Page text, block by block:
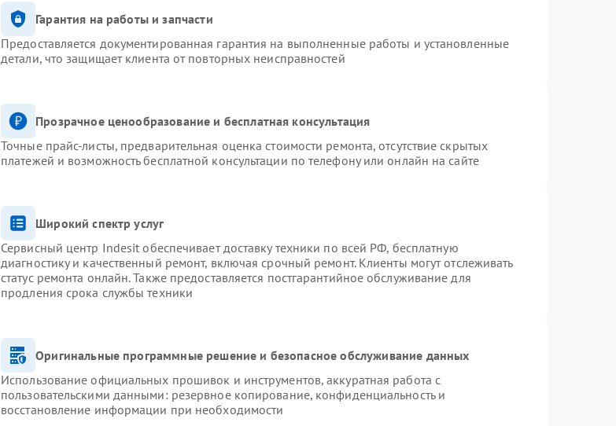
Гарантия на работы и запчасти
Предоставляется документированная гарантия на выполненные работы и установленные
детали, что защищает клиента от повторных неисправностей
Прозрачное ценообразование и бесплатная консультация
Точные прайс-листы, предварительная оценка стоимости ремонта, отсутствие скрытых
платежей и возможность бесплатной консультации по телефону или онлайн на сайте
Широкий спектр услуг
Сервисный центр Indesit обеспечивает доставку техники по всей РФ, бесплатную
диагностику и качественный ремонт, включая срочный ремонт. Клиенты могут отслеживать
статус ремонта онлайн. Также предоставляется постгарантийное обслуживание для
продления срока службы техники
Оригинальные программные решение и безопасное обслуживание данных
Использование официальных прошивок и инструментов, аккуратная работа с
пользовательскими данными: резервное копирование, конфиденциальность и
восстановление информации при необходимости